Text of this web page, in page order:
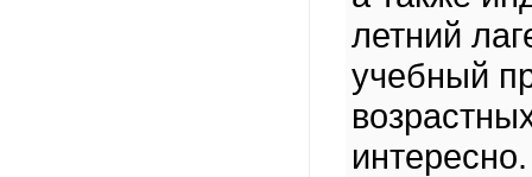
летний
учебный
интересно.